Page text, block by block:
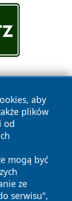
aby
plików
od
mogą być
ze
serwisu",
prawa
Polityka
Cookies